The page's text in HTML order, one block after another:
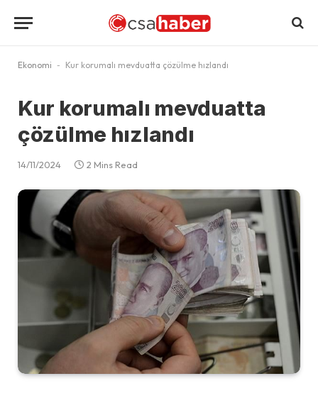
Ekonomi - Kur korumalı mevduatta çözülme hızlandı
Kur korumalı mevduatta
çözülme hızlandı
14/11/2024 2 Mins Read